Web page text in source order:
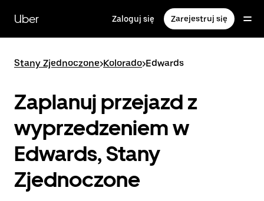
głównej
zawartości
Uber Zaloguj się Zarejestruj się
Stany Zjednoczone>Kolorado>Edwards
Zaplanuj przejazd z
wyprzedzeniem w
Edwards, Stany
Zjednoczone